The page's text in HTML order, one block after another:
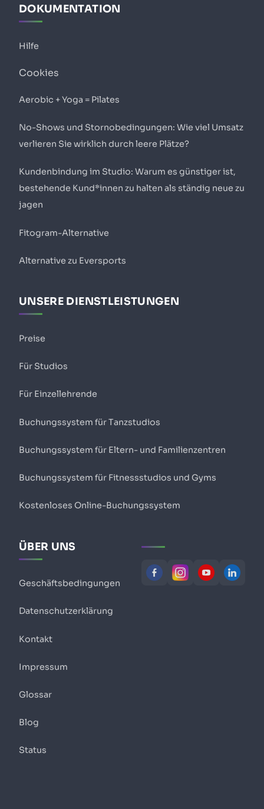
DOKUMENTATION
Hilfe
Cookies
Aerobic + Yoga = Pilates
No-Shows und Stornobedingungen: Wie viel Umsatz
verlieren Sie wirklich durch leere Plätze?
Kundenbindung im Studio: Warum es günstiger ist,
bestehende Kund*innen zu halten als ständig neue zu
jagen
Fitogram-Alternative
Alternative zu Eversports
UNSERE DIENSTLEISTUNGEN
Preise
Für Studios
Für Einzellehrende
Buchungssystem für Tanzstudios
Buchungssystem für Eltern- und Familienzentren
Buchungssystem für Fitnessstudios und Gyms
Kostenloses Online-Buchungssystem
ÜBER UNS
Geschäftsbedingungen
Datenschutzerklärung
Kontakt
Impressum
Glossar
Blog
Status